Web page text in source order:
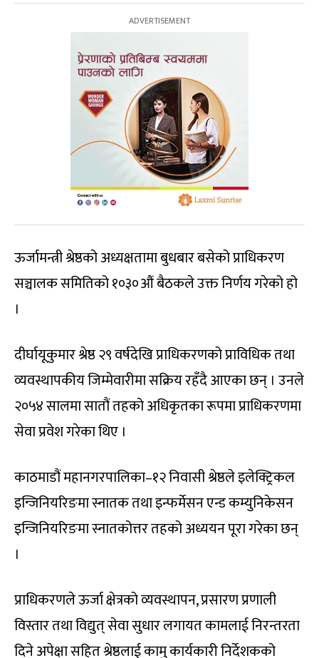
ऊर्जामन्त्री श्रेष्ठको अध्यक्षतामा बुधबार बसेको प्राधिकरण
सञ्चालक समितिको १०३०औं बैठकले उक्त निर्णय गरेको हो
।
दीर्घायूकुमार श्रेष्ठ २९ वर्षदेखि प्राधिकरणको प्राविधिक तथा
व्यवस्थापकीय जिम्मेवारीमा सक्रिय रहँदै आएका छन् । उनले
२०५४ सालमा सातौं तहको अधिकृतका रूपमा प्राधिकरणमा
सेवा प्रवेश गरेका थिए ।
काठमाडौं महानगरपालिका–१२ निवासी श्रेष्ठले इलेक्ट्रिकल
इन्जिनियरिङमा स्नातक तथा इन्फर्मेसन एन्ड कम्युनिकेसन
इन्जिनियरिङमा स्नातकोत्तर तहको अध्ययन पूरा गरेका छन्
।
प्राधिकरणले ऊर्जा क्षेत्रको व्यवस्थापन, प्रसारण प्रणाली
विस्तार तथा विद्युत् सेवा सुधार लगायत कामलाई निरन्तरता
दिने अपेक्षा सहित श्रेष्ठलाई कामु कार्यकारी निर्देशकको